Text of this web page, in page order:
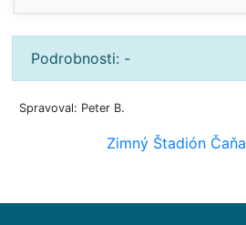
Podrobnosti: -
Spravoval: Peter B.
Zimný Štadión Čaňa